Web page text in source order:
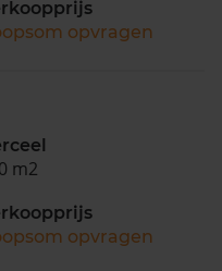
opvragen
m2
opvragen